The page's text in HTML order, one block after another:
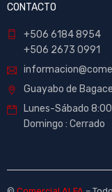
CONTACTO
+506 6184 8954
+506 2673 0991
Guayabo de
Lunes-Sábado
Domingo : Cerrado